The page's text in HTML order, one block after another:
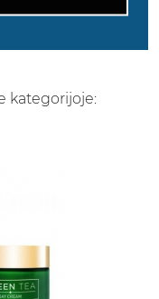
kategorijoje: